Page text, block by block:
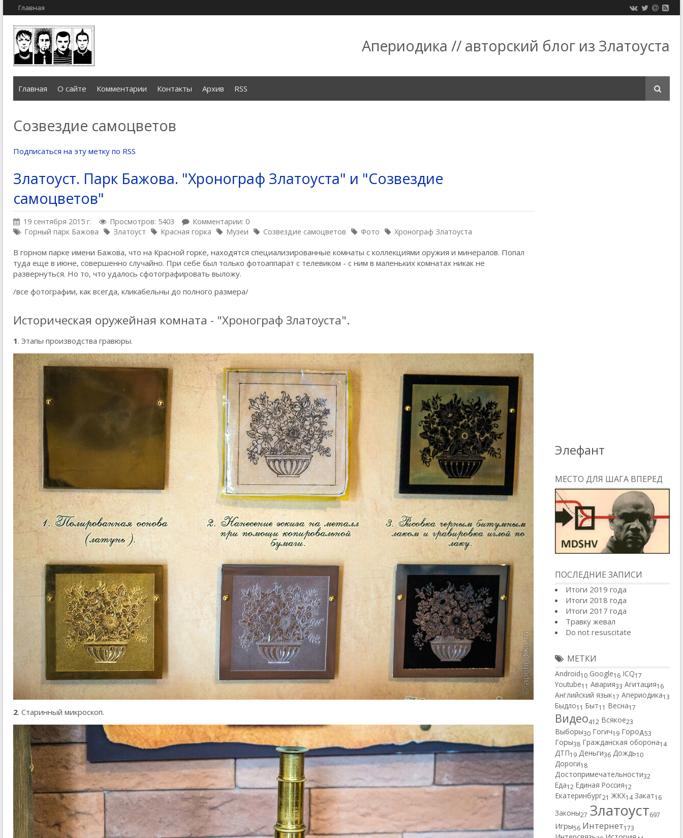
Главная
Апериодика // авторский блог из Златоуста
Главная О сайте Комментарии Контакты Архив RSS
Созвездие самоцветов
Подписаться на эту метку по RSS
Златоуст. Парк Бажова. "Хронограф Златоуста" и "Созвездие
самоцветов"
19 сентября 2015 г. Просмотров: 5403
Комментарии: 0
Горный парк Бажова
Златоуст Красная горка Музеи Созвездие самоцветов Фото Хронограф Златоуста
В горном парке имени Бажова, что на Красной горке, находятся специализированные комнаты с коллекциями оружия и минералов. Попал
туда еще в июне, совершенно случайно. При себе был только фотоаппарат с телевиком - с ним в маленьких комнатах никак не
развернуться. Но то, что удалось сфотографировать выложу.
/все фотографии, как всегда, кликабельны до полного размера/
Историческая оружейная комната - "Хронограф Златоуста".
1. Этапы производства гравюры.
2. Старинный микроскоп.
Элефант
МЕСТО ДЛЯ ШАГА ВПЕРЕД
ПОСЛЕДНИЕ ЗАПИСИ
Итоги 2019 года
Итоги 2018 года
Итоги 2017 года
Травку жевал
Do not resuscitate
МЕТКИ
Android10 Google16 ICQ17
Youtube11 Авария33 Агитация16
Английский язык17 Апериодика13
Быдло11 Быт11 Весна17
Видео412 Всякое23
Выборы30 Гогич19 Город53
Горы38 Гражданская оборона14
ДТП19 Деньги36 Дождь10
Дороги18
Достопримечательности32
Еда12 Единая Россия12
Екатеринбург21 ЖКХ14 Закат16
Законы27 Златоуст697
Игры56 Интернет173